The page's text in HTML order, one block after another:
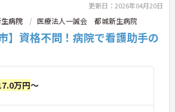
更新日：2026年04月20日
病院 医療法人一誠会 都城新生病院
】資格不問！病院で看護助手の
万円～